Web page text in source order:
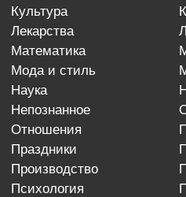
культура
лекарства
математика
мода и стиль
наука
непознанное
отношения
праздники
производство
психология